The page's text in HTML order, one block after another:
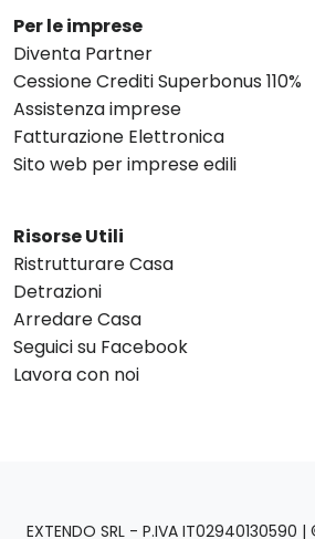
Per le imprese
Diventa Partner
Cessione Crediti Superbonus 110%
Assistenza imprese
Fatturazione Elettronica
Sito web per imprese edili
Risorse Utili
Ristrutturare Casa
Detrazioni
Arredare Casa
Seguici su Facebook
Lavora con noi
EXTENDO SRL - P.IVA